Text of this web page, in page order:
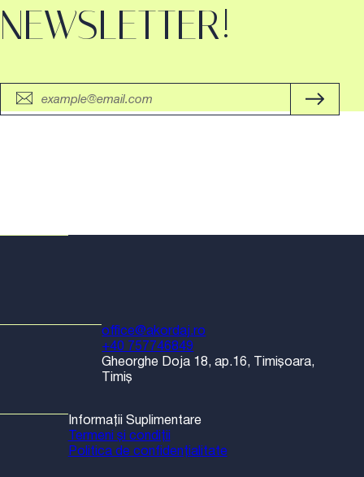
NEWSLETTER!
office@akordaj.ro
+40 757746849
Gheorghe Doja 18, ap.16, Timișoara,
Timiș
Informații Suplimentare
Termeni și condiții
Politica de confidențialitate